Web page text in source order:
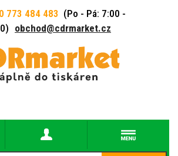
773 484 483 (Po - Pá: 7:00 -
obchod@cdrmarket.cz